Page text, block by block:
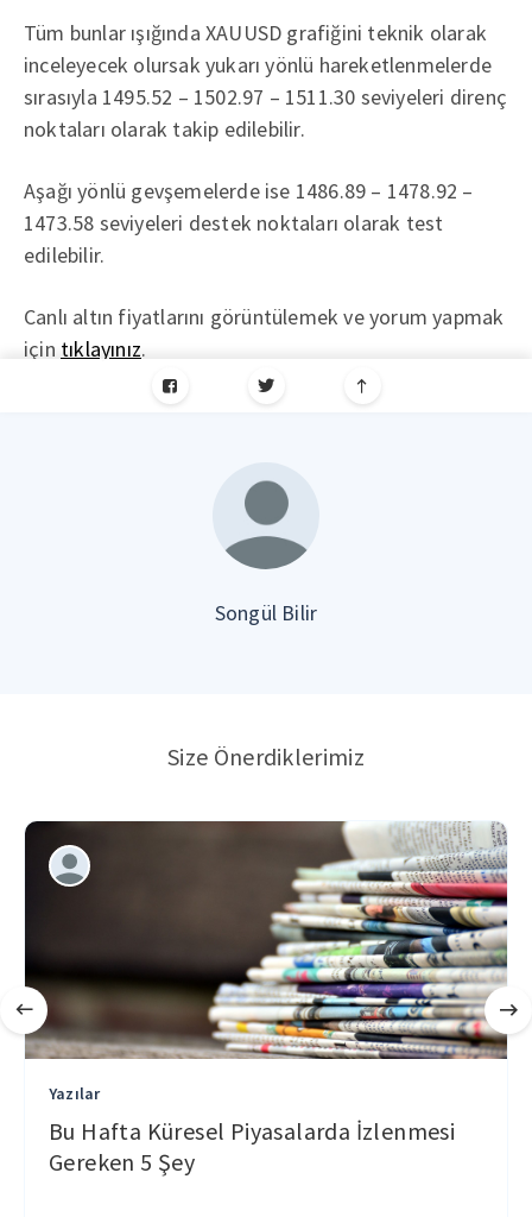
Tüm bunlar ışığında XAUUSD grafiğini teknik olarak
inceleyecek olursak yukarı yönlü hareketlenmelerde
sırasıyla 1495.52 – 1502.97 – 1511.30 seviyeleri direnç
noktaları olarak takip edilebilir.
Aşağı yönlü gevşemelerde ise 1486.89 – 1478.92 –
1473.58 seviyeleri destek noktaları olarak test
edilebilir.
Canlı altın fiyatlarını görüntülemek ve yorum yapmak
için tıklayınız.
Songül Bilir
Size Önerdiklerimiz
Yazılar
Bu Hafta Küresel Piyasalarda İzlenmesi
Gereken 5 Şey